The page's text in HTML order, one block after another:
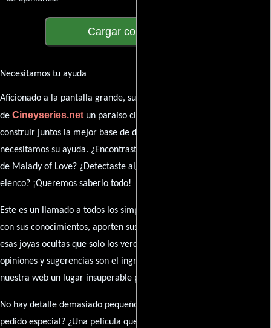
Cargar comentarios
Necesitamos tu ayuda
Aficionado a la pantalla grande, su participación es clave para hacer
de Cineyseries.netun paraíso cinéfilo completo. Queremos
construir juntos la mejor base de datos cinematográfica, pero
necesitamos su ayuda. ¿Encontraste algún dato faltante en la ficha
de Malady of Love? ¿Detectaste algún error en la sinopsis o el
elenco? ¡Queremos saberlo todo!
Este es un llamado a todos los simpatizantes del cine: contribuyan
con sus conocimientos, aporten sus descubrimientos y compartan
esas joyas ocultas que solo los verdaderos fanáticos conocen. Sus
opiniones y sugerencias son el ingrediente secreto que hará de
nuestra web un lugar insuperable para los amantes del celuloide.
No hay detalle demasiado pequeño ni opinión insignificante. ¿Algún
pedido especial? ¿Una película que sueñas con ver reseñada?